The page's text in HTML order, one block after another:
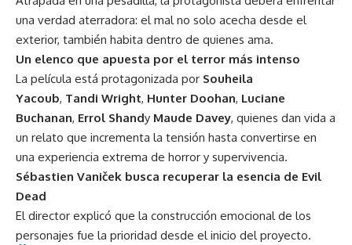
una verdad aterradora: el mal no solo acecha desde el
exterior, también habita dentro de quienes ama.
Un elenco que apuesta por el terror más intenso
La película está protagonizada por Souheila
Yacoub, Tandi Wright, Hunter Doohan, Luciane
Buchanan, Errol Shandy Maude Davey, quienes dan vida a
un relato que incrementa la tensión hasta convertirse en
una experiencia extrema de horror y supervivencia.
Sébastien Vaniček busca recuperar la esencia de Evil
Dead
El director explicó que la construcción emocional de los
personajes fue la prioridad desde el inicio del proyecto.